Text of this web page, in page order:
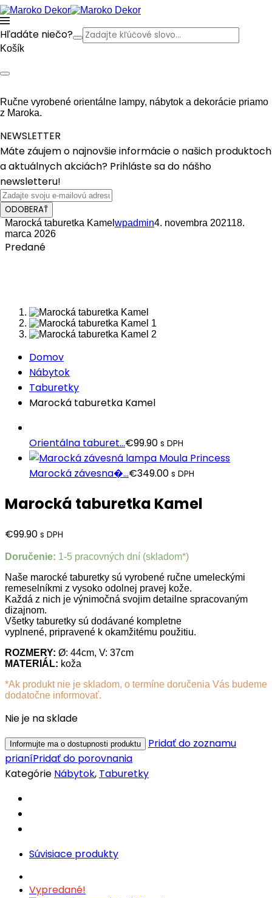
Hľadáte niečo?
Košík
Ručne vyrobené orientálne lampy, nábytok a dekorácie priamo
z Maroka.
NEWSLETTER
Máte záujem o najnovšie informácie o našich produktoch
a aktuálnych akciách? Prihláste sa do nášho
newsletteru!
ODOBERAŤ
Marocká taburetka Kamel wpadmin4. novembra 202118.
marca 2026
Predané
Domov
Nábytok
Taburetky
Marocká taburetka Kamel
Orientálna taburet...€99.90 s DPH
Marocká závesna�...€349.00 s DPH
Marocká taburetka Kamel
€99.90 s DPH
Doručenie: 1-5 pracovných dní (skladom*)
Naše marocké taburetky sú vyrobené ručne umeleckými
remeselníkmi z vysoko odolnej pravej kože.
Každá z nich je výnimočná svojim detailne spracovaným
dizajnom.
Všetky taburetky sú dodávané kompletne
vyplnené, pripravené k okamžitému použitiu.
ROZMERY: Ø: 44cm, V: 37cm
MATERIÁL: koža
*Ak produkt nie je skladom, o termíne doručenia Vás budeme
dodatočne informovať.
Nie je na sklade
Pridať do zoznamu
prianíPridať do porovnania
Kategórie Nábytok, Taburetky
Súvisiace produkty
Vypredané!